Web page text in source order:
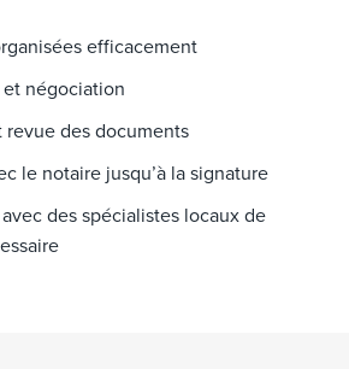
efficacement
négociation
des documents
le notaire jusqu’à la signature
des spécialistes locaux de